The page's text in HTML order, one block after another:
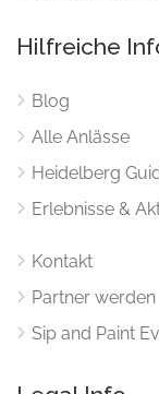
Hilfreiche
Blog
Alle Anlässe
Heidelberg
Erlebnisse &
Kontakt
Partner werden
Sip and Paint